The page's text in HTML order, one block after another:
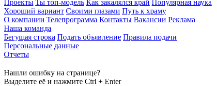
Проекты Ты топ-модель Как закалялся край
Популярная наука
Хороший вариант Своими глазами Путь к храму
О компании Телепрограмма Контакты Вакансии Реклама
Наша команда
Бегущая строка Подать объявление Правила подачи
Персональные данные
Отчеты
Нашли ошибку на странице?
Выделите её и нажмите Ctrl + Enter